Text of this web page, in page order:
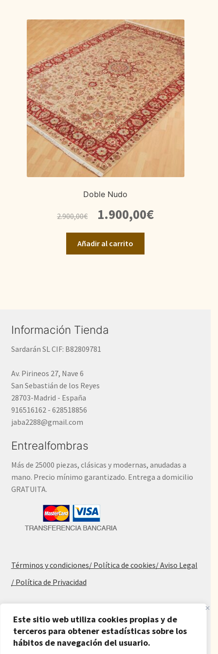
Este sitio web utiliza cookies propias y de
terceros para obtener estadísticas sobre los
hábitos de navegación del usuario.
Doble Nudo
2.900,00€
precio
original
era:
2.900,00€.
1.900,00€El
precio
Añadir al carrito
Información Tienda
Sardarán SL CIF: B82809781
Av. Pirineos 27, Nave 6
San Sebastián de los Reyes
28703-Madrid - España
916516162 - 628518856
jaba2288@gmail.com
Entrealfombras
Más de 25000 piezas, clásicas y modernas, anudadas a
mano. Precio mínimo garantizado. Entrega a domicilio
GRATUITA.
Términos y condiciones/ Política de cookies/ Aviso Legal
/ Política de Privacidad
Alfombras baratas
Procedencia de las alfombras